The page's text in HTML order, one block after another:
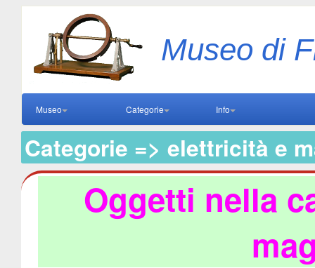
Museo di
Museo Categorie Info
Categorie => elettricità e
Oggetti nella